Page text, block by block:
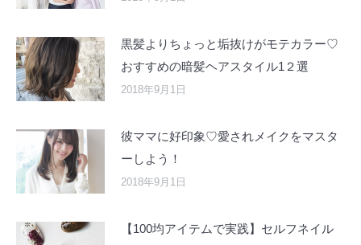
黒髪よりちょっと垢抜けがモテカラー♡
おすすめの暗髪ヘアスタイル1２選
2018年9月1日
彼ママに好印象♡愛されメイクをマスタ
ーしよう！
2018年9月1日
【100均アイテムで実践】セルフネイル